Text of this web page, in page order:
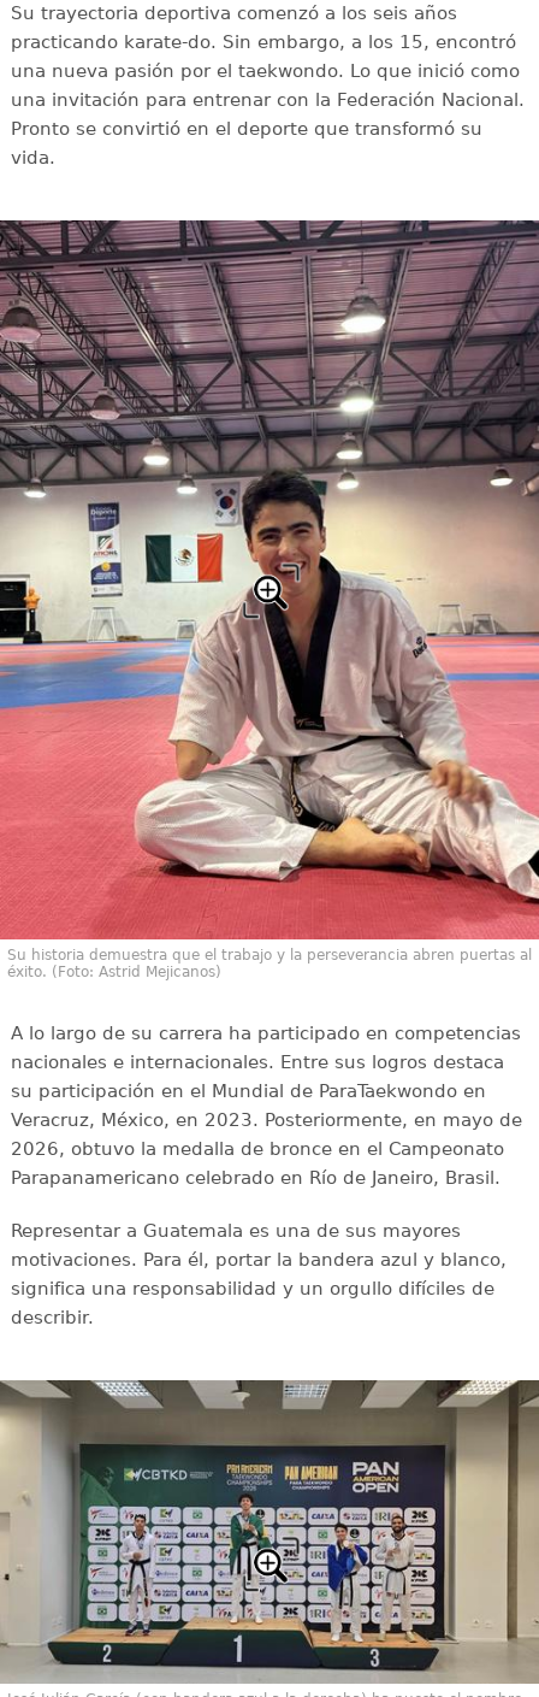
Su trayectoria deportiva comenzó a los seis años
practicando karate-do. Sin embargo, a los 15, encontró
una nueva pasión por el taekwondo. Lo que inició como
una invitación para entrenar con la Federación Nacional.
Pronto se convirtió en el deporte que transformó su
vida.
Su historia demuestra que el trabajo y la perseverancia abren puertas al
éxito. (Foto: Astrid Mejicanos)
A lo largo de su carrera ha participado en competencias
nacionales e internacionales. Entre sus logros destaca
su participación en el Mundial de ParaTaekwondo en
Veracruz, México, en 2023. Posteriormente, en mayo de
2026, obtuvo la medalla de bronce en el Campeonato
Parapanamericano celebrado en Río de Janeiro, Brasil.
Representar a Guatemala es una de sus mayores
motivaciones. Para él, portar la bandera azul y blanco,
significa una responsabilidad y un orgullo difíciles de
describir.